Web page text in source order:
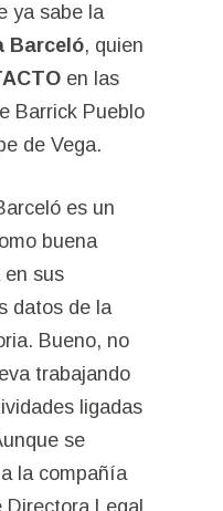
ya sabe la
Barceló, quien
en las
Barrick Pueblo
de Vega.
es un
buena
en sus
datos de la
Bueno, no
trabajando
ligadas
se
la compañía
Directora Legal